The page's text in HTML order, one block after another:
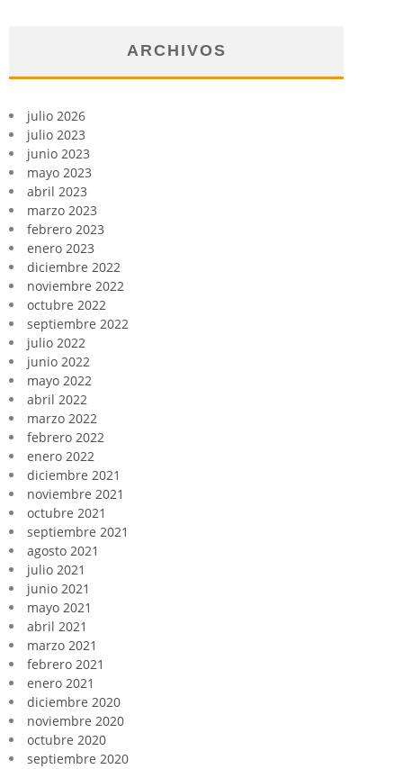
ARCHIVOS
julio 2026
julio 2023
junio 2023
mayo 2023
abril 2023
marzo 2023
febrero 2023
enero 2023
diciembre 2022
noviembre 2022
octubre 2022
septiembre 2022
julio 2022
junio 2022
mayo 2022
abril 2022
marzo 2022
febrero 2022
enero 2022
diciembre 2021
noviembre 2021
octubre 2021
septiembre 2021
agosto 2021
julio 2021
junio 2021
mayo 2021
abril 2021
marzo 2021
febrero 2021
enero 2021
diciembre 2020
noviembre 2020
octubre 2020
septiembre 2020